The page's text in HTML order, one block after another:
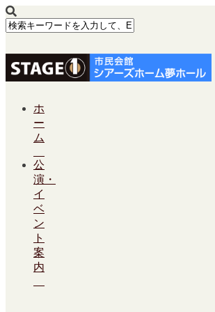
ホ
ー
ム
公
演・
イ
ベ
ン
ト
案
内